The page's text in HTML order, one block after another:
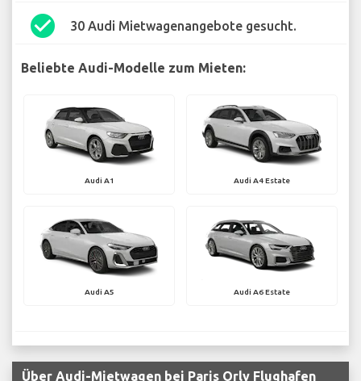
check_circle 30 Audi Mietwagenangebote gesucht.
Beliebte Audi-Modelle zum Mieten:
Audi A1 Audi A4 Estate
Audi A5 Audi A6 Estate
Über Audi-Mietwagen bei Paris Orly Flughafen